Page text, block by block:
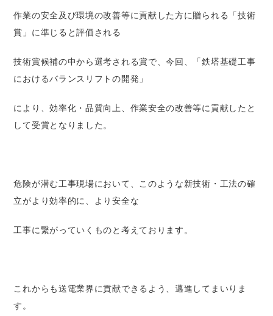
作業の安全及び環境の改善等に貢献した方に贈られる「技術
賞」に準じると評価される
技術賞候補の中から選考される賞で、今回、「鉄塔基礎工事
におけるバランスリフトの開発」
により、効率化・品質向上、作業安全の改善等に貢献したと
して受賞となりました。
危険が潜む工事現場において、このような新技術・工法の確
立がより効率的に、より安全な
工事に繋がっていくものと考えております。
これからも送電業界に貢献できるよう、邁進してまいりま
す。